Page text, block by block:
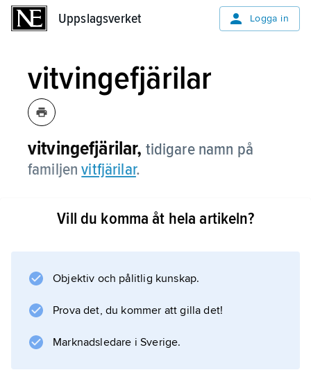
Uppslagsverket Logga in
vitvingefjärilar
vitvingefjärilar, tidigare namn på
familjenvitfjärilar.
Vill du komma åt hela artikeln?
Objektiv och pålitlig kunskap.
Prova det, du kommer att gilla det!
Marknadsledare i Sverige.